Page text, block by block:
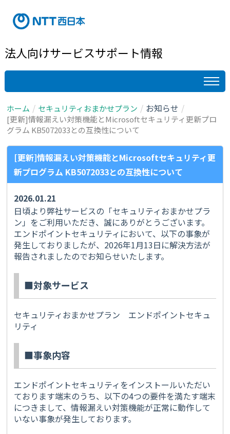
法人向けサービスサポート情報
ホーム セキュリティおまかせプラン お知らせ
[更新]情報漏えい対策機能とMicrosoftセキュリティ更新プロ
グラム KB5072033との互換性について
[更新]情報漏えい対策機能とMicrosoftセキュリティ更
新プログラム KB5072033との互換性について
2026.01.21
日頃より弊社サービスの「セキュリティおまかせプラ
ン」をご利用いただき、誠にありがとうございます。
エンドポイントセキュリティにおいて、以下の事象が
発生しておりましたが、 2026年1月13日に解決方法が
報告されましたのでお知らせいたします。
■対象サービス
セキュリティおまかせプラン エンドポイントセキュ
リティ
■事象内容
エンドポイントセキュリティをインストールいただい
ております端末のうち、以下の4つの要件を満たす端末
につきまして、情報漏えい対策機能が正常に動作して
いない事象が発生しております。